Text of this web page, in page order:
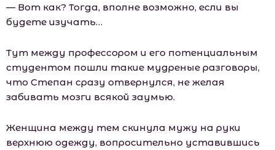
— Вот как? Тогда, вполне возможно, если вы
будете изучать…
Тут между профессором и его потенциальным
студентом пошли такие мудреные разговоры,
что Степан сразу отвернулся, не желая
забивать мозги всякой заумью.
Женщина между тем скинула мужу на руки
верхнюю одежду, вопросительно уставившись